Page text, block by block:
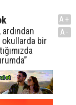
bir
A+
A-